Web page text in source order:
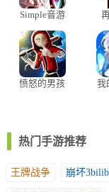
跃+丢炸弹则可以丢
Simple音游
愤怒的男孩
我
热门手游推荐
王牌战争 崩坏